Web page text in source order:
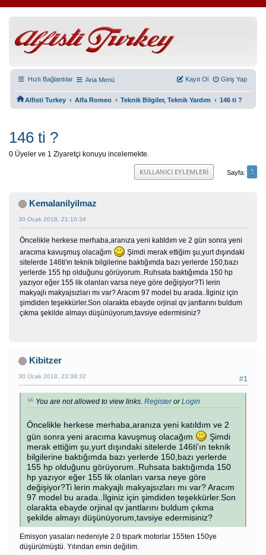
Hızlı Bağlantılar Ana Menü Giriş Yap
Kayıt Ol
Alfisti Turkey ‹ Alfa Romeo ‹ Teknik Bilgiler, Teknik Yardım ‹ 146 ti ?
146 ti ?
0 Üyeler ve 1 Ziyaretçi konuyu incelemekte.
Sayfa 1
KULLANICI EYLEMLERI
Kemalanilyilmaz
30 Ocak 2018, 21:10:34
Öncelikle herkese merhaba,aranıza yeni katıldım ve 2 gün sonra yeni
aracıma kavuşmuş olacağım
Şimdi merak ettiğim şu,yurt dışındaki
sitelerde 146ti'ın teknik bilgilerine baktığımda bazı yerlerde 150,bazı
yerlerde 155 hp olduğunu görüyorum..Ruhsata baktığımda 150 hp
yazıyor eğer 155 lik olanları varsa neye göre değişiyor?Ti lerin
makyajlı makyajsızları mı var? Aracım 97 model bu arada..İlginiz için
şimdiden teşekkürler.Son olarakta ebayde orjinal qv jantlarını buldum
çıkma şekilde almayı düşünüyorum,tavsiye edermisiniz?
Kibitzer
#1
30 Ocak 2018, 23:38:32
You are not allowed to view links. RegisterorLogin
Öncelikle herkese merhaba,aranıza yeni katıldım ve 2
gün sonra yeni aracıma kavuşmuş olacağım
Şimdi
merak ettiğim şu,yurt dışındaki sitelerde 146ti'ın teknik
bilgilerine baktığımda bazı yerlerde 150,bazı yerlerde
155 hp olduğunu görüyorum..Ruhsata baktığımda 150
hp yazıyor eğer 155 lik olanları varsa neye göre
değişiyor?Ti lerin makyajlı makyajsızları mı var? Aracım
97 model bu arada..İlginiz için şimdiden teşekkürler.Son
olarakta ebayde orjinal qv jantlarını buldum çıkma
şekilde almayı düşünüyorum,tavsiye edermisiniz?
Emisyon yasaları nedeniyle 2.0 tspark motorlar 155ten 150ye
düşürülmüştü. Yılından emin değilim.